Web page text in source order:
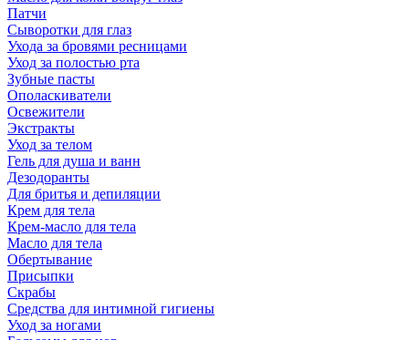
Патчи
Сыворотки для глаз
Ухода за бровями ресницами
Уход за полостью рта
Зубные пасты
Ополаскиватели
Освежители
Экстракты
Уход за телом
Гель для душа и ванн
Дезодоранты
Для бритья и депиляции
Крем для тела
Крем-масло для тела
Масло для тела
Обертывание
Присыпки
Скрабы
Средства для интимной гигиены
Уход за ногами